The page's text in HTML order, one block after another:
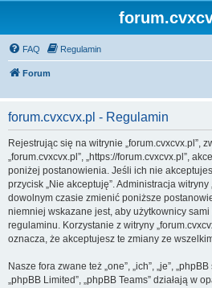
FAQ Regulamin
Forum
forum.cvxcvx.pl - Regulamin
Rejestrując się na witrynie „forum.cvxcvx.pl”,
„forum.cvxcvx.pl”, „https://forum.cvxcvx.pl”,
poniżej postanowienia. Jeśli ich nie
przycisk „Nie akceptuję”. Administracja
dowolnym czasie zmienić poniższe
niemniej wskazane jest, aby użytkownicy
regulaminu. Korzystanie z witryny
oznacza, że akceptujesz te zmiany ze
Nasze fora zwane też „one”, „ich”, „je”,
„phpBB Limited”, „phpBB Teams” działają w